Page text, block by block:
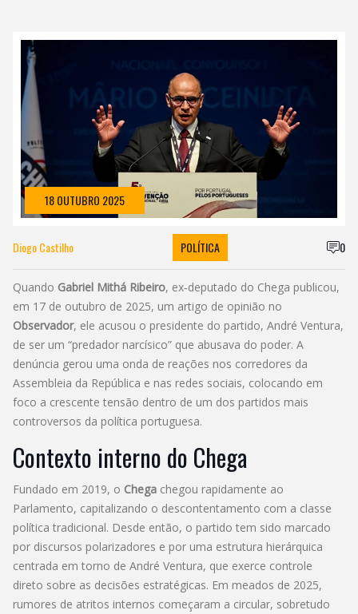
18 OUTUBRO 2025
Diogo Castilho POLÍTICA 0
Quando Gabriel Mithá Ribeiro, ex‑deputado do Chega publicou,
em 17 de outubro de 2025, um artigo de opinião no
Observador, ele acusou o presidente do partido, André Ventura,
de ser um “predador narcísico” que abusava do poder. A
denúncia gerou uma onda de reações nos corredores da
Assembleia da República e nas redes sociais, colocando em
foco a crescente tensão dentro de um dos partidos mais
controversos da política portuguesa.
Contexto interno do Chega
Fundado em 2019, o Chega chegou rapidamente ao
Parlamento, capitalizando o descontentamento com a classe
política tradicional. Desde então, o partido tem sido marcado
por discursos polarizadores e por uma estrutura hierárquica
centrada em torno de André Ventura, que exerce controle
direto sobre as decisões estratégicas. Em meados de 2025,
rumores de atritos internos começaram a circular, sobretudo